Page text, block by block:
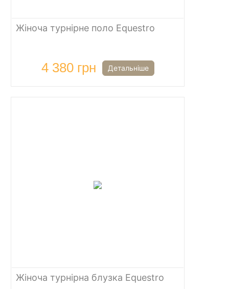
Жіноча турнірне поло Equestro
4 380 грн Детальніше
Жіноча турнірна блузка Equestro